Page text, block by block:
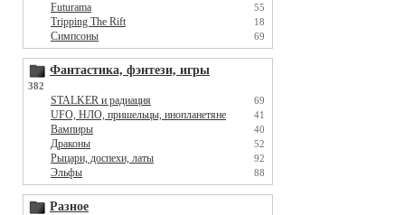
Futurama 55
Tripping The Rift 18
Симпсоны 69
Фантастика, фэнтези, игры
382
STALKER и радиация 69
UFO, НЛО, пришельцы, инопланетяне 41
Вампиры 40
Драконы 52
Рыцари, доспехи, латы 92
Эльфы 88
Разное